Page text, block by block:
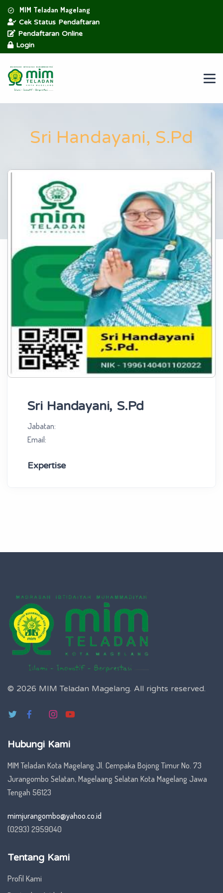
MIM Teladan Magelang
Cek Status Pendaftaran
Pendaftaran Online
Login
Sri Handayani, S.Pd
Sri Handayani, S.Pd
Jabatan:
Email:
Expertise
© 2026 MIM Teladan Magelang. All rights reserved.
Hubungi Kami
MIM Teladan Kota Magelang Jl. Cempaka Bojong Timur No. 73
Jurangombo Selatan, Magelaang Selatan Kota Magelang Jawa
Tengah 56123
mimjurangombo@yahoo.co.id
(0293) 2959040
Tentang Kami
Profil Kami